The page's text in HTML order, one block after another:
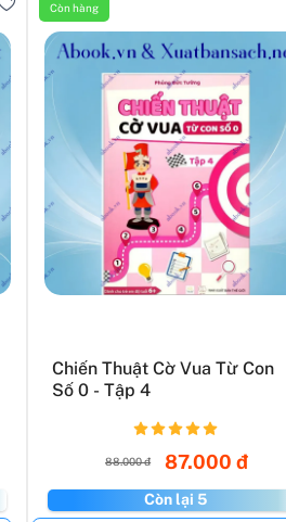
Còn hàng
Chiến Thuật Cờ Vua Từ Con
Số 0 - Tập 4
88.000 đ 87.000 đ
Còn lại 5